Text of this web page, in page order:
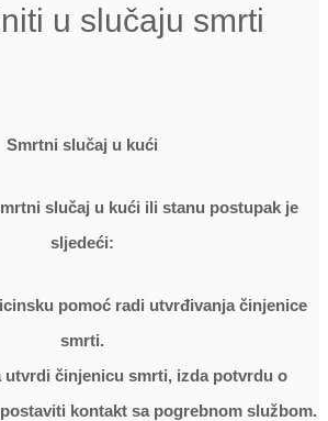
u slučaju smrti
Smrtni slučaj u kući
slučaj u kući ili stanu postupak je
sljedeći:
pomoć radi utvrđivanja činjenice
smrti.
utvrdi činjenicu smrti, izda potvrdu o
kontakt sa pogrebnom službom.